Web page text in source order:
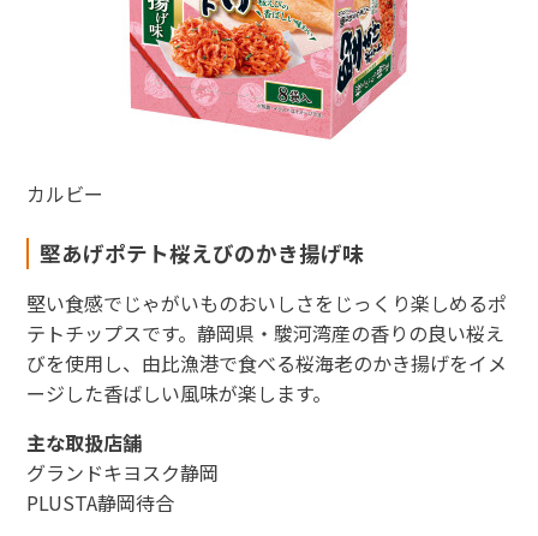
カルビー
堅あげポテト桜えびのかき揚げ味
堅い食感でじゃがいものおいしさをじっくり楽しめるポ
テトチップスです。静岡県・駿河湾産の香りの良い桜え
びを使用し、由比漁港で食べる桜海老のかき揚げをイメ
ージした香ばしい風味が楽します。
主な取扱店舗
グランドキヨスク静岡
PLUSTA静岡待合